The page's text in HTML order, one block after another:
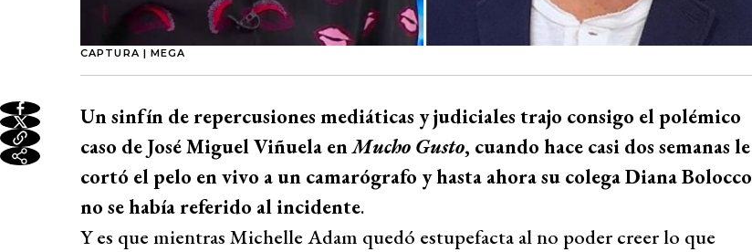
CAPTURA | MEGA
Un sinfín de repercusiones mediáticas y judiciales trajo consigo el polémico
caso de José Miguel Viñuela enMucho Gusto, cuando hace casi dos semanas le
cortó el pelo en vivo a un camarógrafo y hasta ahora su colega Diana Bolocco
no se había referido al incidente.
Y es que mientras Michelle Adam quedó estupefacta al no poder creer lo que